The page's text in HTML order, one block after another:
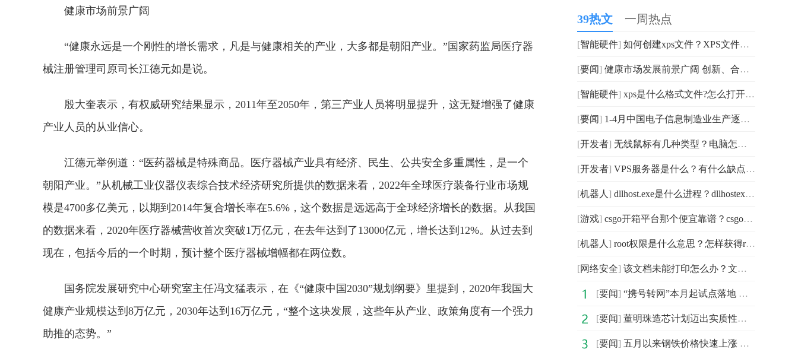
健康市场前景广阔
“健康永远是一个刚性的增长需求，凡是与健康相关的产业，大多都是朝阳产业。”国家药监局医疗器
械注册管理司原司长江德元如是说。
殷大奎表示，有权威研究结果显示，2011年至2050年，第三产业人员将明显提升，这无疑增强了健康
产业人员的从业信心。
江德元举例道：“医药器械是特殊商品。医疗器械产业具有经济、民生、公共安全多重属性，是一个
朝阳产业。”从机械工业仪器仪表综合技术经济研究所提供的数据来看，2022年全球医疗装备行业市场规
模是4700多亿美元，以期到2014年复合增长率在5.6%，这个数据是远远高于全球经济增长的数据。从我国
的数据来看，2020年医疗器械营收首次突破1万亿元，在去年达到了13000亿元，增长达到12%。从过去到
现在，包括今后的一个时期，预计整个医疗器械增幅都在两位数。
国务院发展研究中心研究室主任冯文猛表示，在《“健康中国2030”规划纲要》里提到，2020年我国大
健康产业规模达到8万亿元，2030年达到16万亿元，“整个这块发展，这些年从产业、政策角度有一个强力
助推的态势。”
39热文 一周热点
[智能硬件] 如何创建xps文件？XPS文件可以直接转成Word后修改吗？
[要闻] 健康市场发展前景广阔 创新、合作等成关键
[智能硬件] xps是什么格式文件?怎么打开才能打开xps文件？
[要闻] 1-4月中国电子信息制造业生产逐步恢复 出口降幅收窄
[开发者] 无线鼠标有几种类型？电脑怎么安装无线蓝牙鼠标？
[开发者] VPS服务器是什么？有什么缺点和优点？
[机器人 ] dllhost.exe是什么进程？dllhostex重启就出现怎么办？
[游戏] csgo开箱平台那个便宜靠谱？csgo巨龙传说系列皮肤在什么
[机器人 ] root权限是什么意思？怎样获得root权限？
[网络安全] 该文档未能打印怎么办？文档打印出来是空白怎么解决？
[要闻] “携号转网”本月起试点落地 或倒逼运营商提速降费
[要闻] 董明珠造芯计划迈出实质性一步 格力欲参与半导体并购案
[要闻] 五月以来钢铁价格快速上涨 是什么原因造成钢价的上涨?